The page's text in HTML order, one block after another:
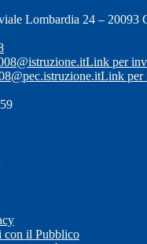
Lombardia 24 – 20093
Link per
Link per
il Pubblico